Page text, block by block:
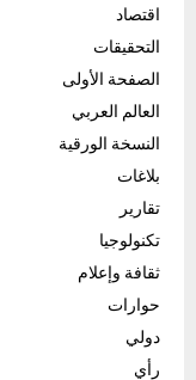
اقتصاد
التحقيقات
الصفحة الأولى
العالم العربي
النسخة الورقية
بلاغات
تقارير
تكنولوجيا
ثقافة وإعلام
حوارات
دولي
رأي